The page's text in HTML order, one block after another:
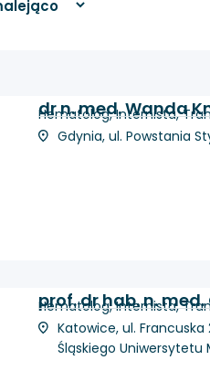
dr n. med. Wanda
Hematolog, Internista,
Gdynia, ul. Powstania
prof. dr hab. n.
Hematolog, Internista,
Katowice, ul.
Śląskiego Uniwersytetu